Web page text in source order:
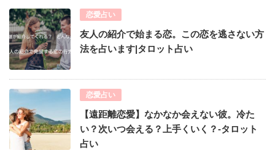
恋愛占い
友人の紹介で始まる恋。この恋を逃さない方
法を占います|タロット占い
恋愛占い
【遠距離恋愛】なかなか会えない彼。冷た
い？次いつ会える？上手くいく？-タロット
占い